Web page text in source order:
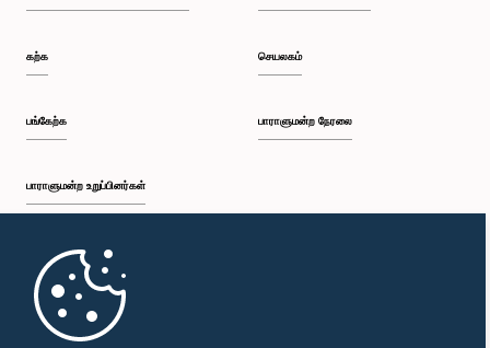
கற்க
பங்கேற்க
பாராளுமன்ற உறுப்பினர்கள்
முதற்பக்கம்
செயலகம்
பாராளுமன்ற நேரலை
பாராளுமன்ற கையடக்க செயலி